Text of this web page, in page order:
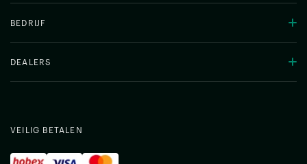
BEDRIJF
DEALERS
VEILIG BETALEN